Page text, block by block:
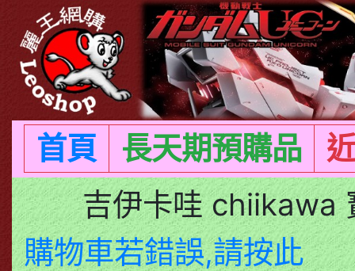
首頁 長天期預購品
吉伊卡哇 chiikawa
購物車若錯誤,請按此